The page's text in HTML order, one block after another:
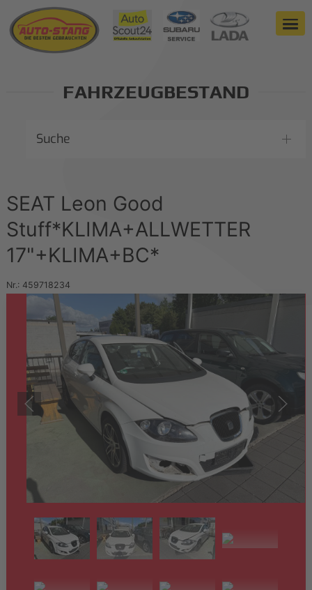
FAHRZEUGBESTAND
Suche
SEAT Leon Good
Stuff*KLIMA+ALLWETTER
17"+KLIMA+BC*
Nr.: 459718234